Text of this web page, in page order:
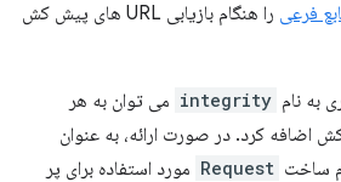
فرعی
را هنگام بازیابی URL های پیش کش
به نام integrity می توان به هر
اضافه کرد. در صورت ارائه، به عنوان
ساخت Request مورد استفاده برای پر